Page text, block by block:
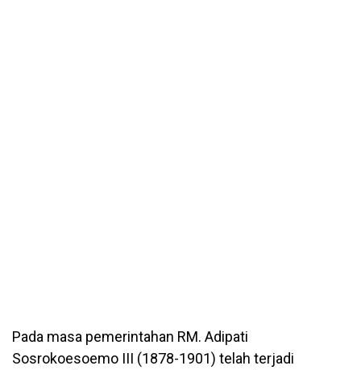
Pada masa pemerintahan RM. Adipati
Sosrokoesoemo III (1878-1901) telah terjadi